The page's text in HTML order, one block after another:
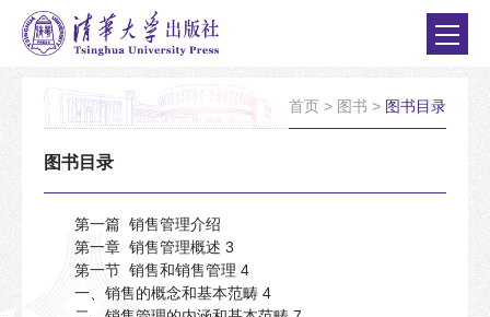
首页 > 图书 > 图书目录
图书目录
第一篇 销售管理介绍
第一章 销售管理概述 3
第一节 销售和销售管理 4
一、销售的概念和基本范畴 4